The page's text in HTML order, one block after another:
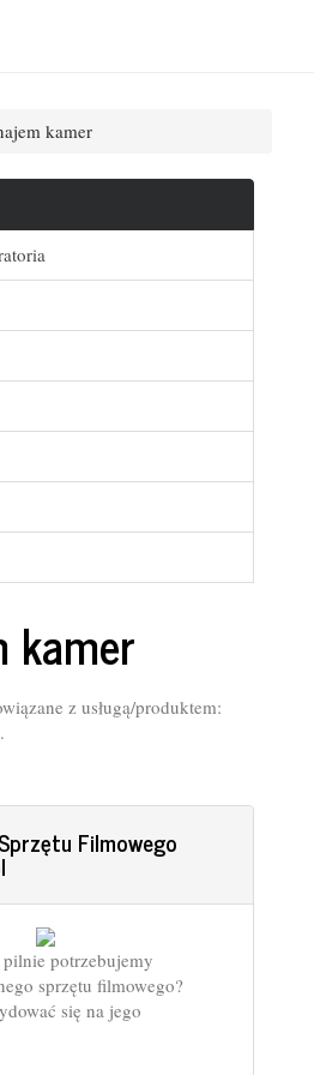
kamer
kamer
z usługą/produktem:
.
Filmowego
potrzebujemy
sprzętu filmowego?
się na jego